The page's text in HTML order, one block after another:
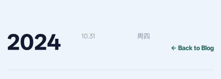
2024 10.31
周四
← Back to Blog